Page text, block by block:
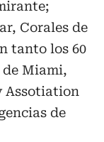
Corales de
tanto los 60
Miami,
Assotiation
de